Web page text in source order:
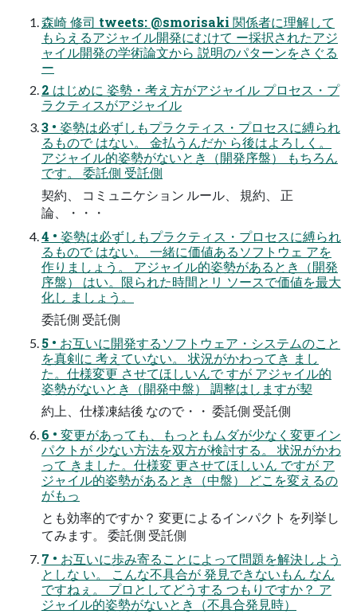
森崎 修司 tweets: @smorisaki 関係者に理解して
もらえるアジャイル開発にむけて ー採択されたアジ
ャイル開発の学術論文から 説明のパターンをさぐる
ー
2 はじめに 姿勢・考え方がアジャイル プロセス・プ
ラクティスがアジャイル
3 • 姿勢は必ずしもプラクティス・プロセスに縛られ
るもので はない。 金払うんだか ら後はよろしく。
アジャイル的姿勢がないとき（開発序盤） もちろん
です。 委託側 受託側
契約、 コミュニケション ルール、 規約、 正
論、・・・
4 • 姿勢は必ずしもプラクティス・プロセスに縛られ
るもので はない。 一緒に価値あるソフトウェ アを
作りましょう。 アジャイル的姿勢があるとき（開発
序盤） はい。限られた時間とリ ソースで価値を最大
化し ましょう。
委託側 受託側
5 • お互いに開発するソフトウェア・システムのこと
を真剣に 考えていない。 状況がかわってき まし
た。仕様変更 させてほしいんで すが アジャイル的
姿勢がないとき（開発中盤） 調整はしますが契
約上、仕様凍結後 なので・・ 委託側 受託側
6 • 変更があっても、もっともムダが少なく変更イン
パクトが 少ない方法を双方が検討する。 状況がかわ
って きました。仕様変 更させてほしいん ですが ア
ジャイル的姿勢があるとき（中盤） どこを変えるの
がもっ
とも効率的ですか？ 変更によるインパクト を列挙し
てみます。 委託側 受託側
7 • お互いに歩み寄ることによって問題を解決しよう
としな い。 こんな不具合が 発見できないもん なん
ですねぇ。 プロとしてどうする つもりですか？ ア
ジャイル的姿勢がないとき（不具合発見時）